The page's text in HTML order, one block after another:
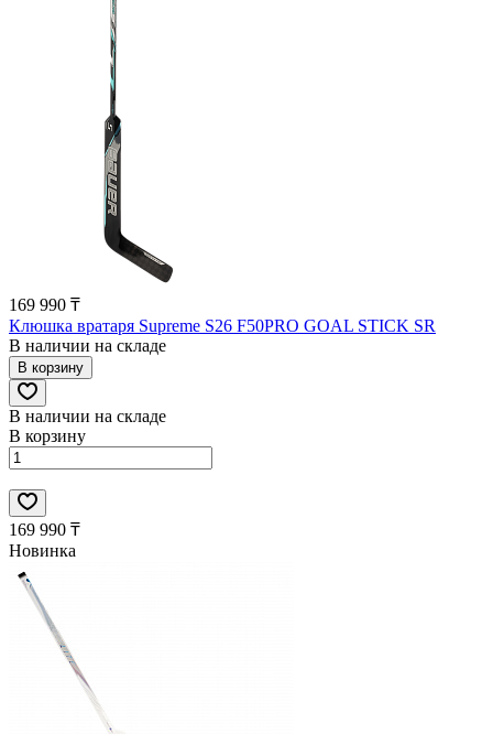
169 990 ₸
Клюшка вратаря Supreme S26 F50PRO GOAL STICK SR
В наличии на складе
В корзину
В наличии на складе
В корзину
169 990 ₸
Новинка